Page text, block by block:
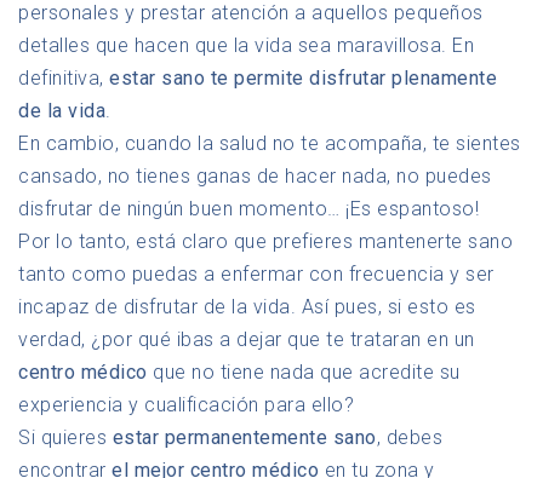
personales y prestar atención a aquellos pequeños
detalles que hacen que la vida sea maravillosa. En
definitiva, estar sano te permite disfrutar plenamente
de la vida.
En cambio, cuando la salud no te acompaña, te sientes
cansado, no tienes ganas de hacer nada, no puedes
disfrutar de ningún buen momento… ¡Es espantoso!
Por lo tanto, está claro que prefieres mantenerte sano
tanto como puedas a enfermar con frecuencia y ser
incapaz de disfrutar de la vida. Así pues, si esto es
verdad, ¿por qué ibas a dejar que te trataran en un
centro médico que no tiene nada que acredite su
experiencia y cualificación para ello?
Si quieres estar permanentemente sano, debes
encontrar el mejor centro médico en tu zona y